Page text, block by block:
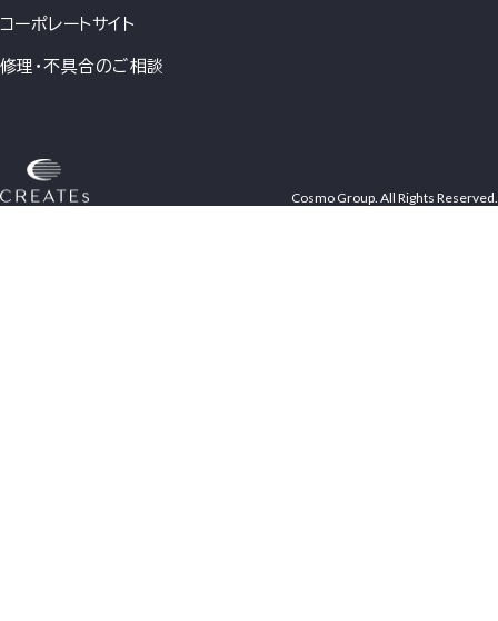
コーポレートサイト
修理・不具合のご相談
Cosmo Group. All Rights Reserved.